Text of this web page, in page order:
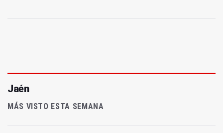
Jaén
MÁS VISTO ESTA SEMANA